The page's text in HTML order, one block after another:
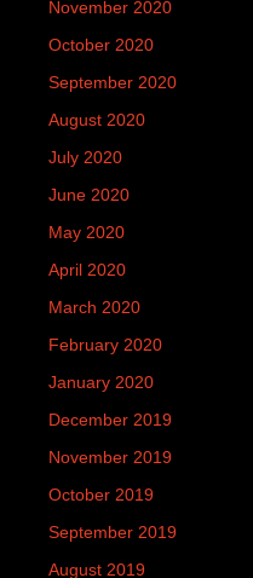
November 2020
October 2020
September 2020
August 2020
July 2020
June 2020
May 2020
April 2020
March 2020
February 2020
January 2020
December 2019
November 2019
October 2019
September 2019
August 2019